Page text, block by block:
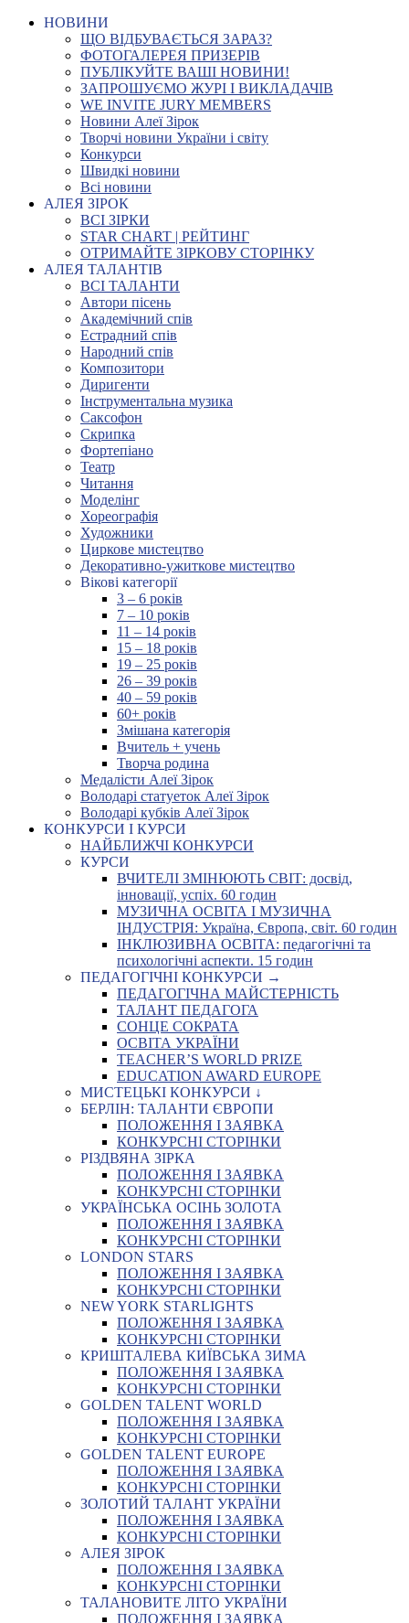
НОВИНИ
ЩО ВІДБУВАЄТЬСЯ ЗАРАЗ?
ФОТОГАЛЕРЕЯ ПРИЗЕРІВ
ПУБЛІКУЙТЕ ВАШІ НОВИНИ!
ЗАПРОШУЄМО ЖУРІ І ВИКЛАДАЧІВ
WE INVITE JURY MEMBERS
Новини Алеї Зірок
Творчі новини України і світу
Конкурси
Швидкі новини
Всі новини
АЛЕЯ ЗІРОК
ВСІ ЗІРКИ
STAR CHART | РЕЙТИНГ
ОТРИМАЙТЕ ЗІРКОВУ СТОРІНКУ
АЛЕЯ ТАЛАНТІВ
ВСІ ТАЛАНТИ
Автори пісень
Академічний спів
Естрадний спів
Народний спів
Композитори
Диригенти
Інструментальна музика
Саксофон
Скрипка
Фортепіано
Театр
Читання
Моделінг
Хореографія
Художники
Циркове мистецтво
Декоративно-ужиткове мистецтво
Вікові категорії
3 – 6 років
7 – 10 років
11 – 14 років
15 – 18 років
19 – 25 років
26 – 39 років
40 – 59 років
60+ років
Змішана категорія
Вчитель + учень
Творча родина
Медалісти Алеї Зірок
Володарі статуеток Алеї Зірок
Володарі кубків Алеї Зірок
КОНКУРСИ І КУРСИ
НАЙБЛИЖЧІ КОНКУРСИ
КУРСИ
ВЧИТЕЛІ ЗМІНЮЮТЬ СВІТ: досвід,
інновації, успіх. 60 годин
МУЗИЧНА ОСВІТА І МУЗИЧНА
ІНДУСТРІЯ: Україна, Європа, світ. 60 годин
ІНКЛЮЗИВНА ОСВІТА: педагогічні та
психологічні аспекти. 15 годин
ПЕДАГОГІЧНІ КОНКУРСИ →
ПЕДАГОГІЧНА МАЙСТЕРНІСТЬ
ТАЛАНТ ПЕДАГОГА
СОНЦЕ СОКРАТА
ОСВІТА УКРАЇНИ
TEACHER’S WORLD PRIZE
EDUCATION AWARD EUROPE
МИСТЕЦЬКІ КОНКУРСИ ↓
БЕРЛІН: ТАЛАНТИ ЄВРОПИ
ПОЛОЖЕННЯ І ЗАЯВКА
КОНКУРСНІ СТОРІНКИ
РІЗДВЯНА ЗІРКА
ПОЛОЖЕННЯ І ЗАЯВКА
КОНКУРСНІ СТОРІНКИ
УКРАЇНСЬКА ОСІНЬ ЗОЛОТА
ПОЛОЖЕННЯ І ЗАЯВКА
КОНКУРСНІ СТОРІНКИ
LONDON STARS
ПОЛОЖЕННЯ І ЗАЯВКА
КОНКУРСНІ СТОРІНКИ
NEW YORK STARLIGHTS
ПОЛОЖЕННЯ І ЗАЯВКА
КОНКУРСНІ СТОРІНКИ
КРИШТАЛЕВА КИЇВСЬКА ЗИМА
ПОЛОЖЕННЯ І ЗАЯВКА
КОНКУРСНІ СТОРІНКИ
GOLDEN TALENT WORLD
ПОЛОЖЕННЯ І ЗАЯВКА
КОНКУРСНІ СТОРІНКИ
GOLDEN TALENT EUROPE
ПОЛОЖЕННЯ І ЗАЯВКА
КОНКУРСНІ СТОРІНКИ
ЗОЛОТИЙ ТАЛАНТ УКРАЇНИ
ПОЛОЖЕННЯ І ЗАЯВКА
КОНКУРСНІ СТОРІНКИ
АЛЕЯ ЗІРОК
ПОЛОЖЕННЯ І ЗАЯВКА
КОНКУРСНІ СТОРІНКИ
ТАЛАНОВИТЕ ЛІТО УКРАЇНИ
ПОЛОЖЕННЯ І ЗАЯВКА